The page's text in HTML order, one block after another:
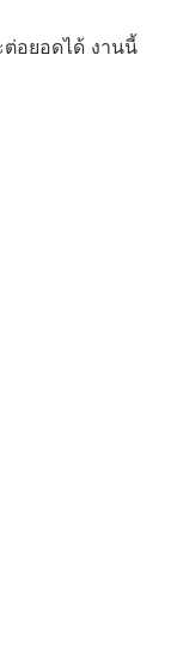
อยอดได้ งานนี้